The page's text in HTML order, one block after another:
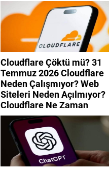
Cloudflare Çöktü mü? 31
Temmuz 2026 Cloudflare
Neden Çalışmıyor? Web
Siteleri Neden Açılmıyor?
Cloudflare Ne Zaman
Düzelecek?